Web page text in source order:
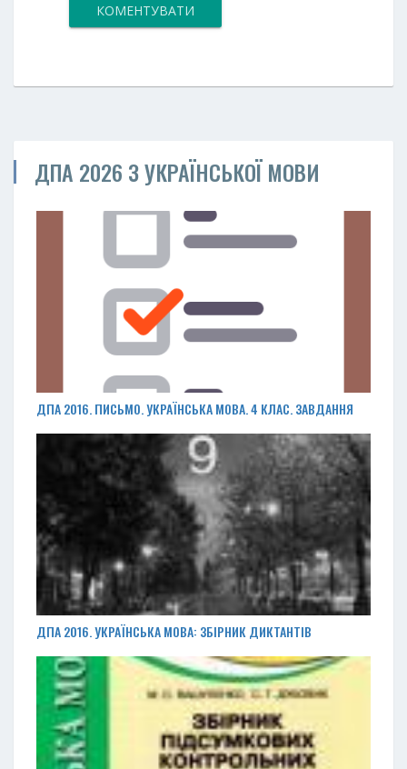
КОМЕНТУВАТИ
ДПА 2026 З УКРАЇНСЬКОЇ МОВИ
ДПА 2016. ПИСЬМО. УКРАЇНСЬКА МОВА. 4 КЛАС. ЗАВДАННЯ
ДПА 2016. УКРАЇНСЬКА МОВА: ЗБІРНИК ДИКТАНТІВ